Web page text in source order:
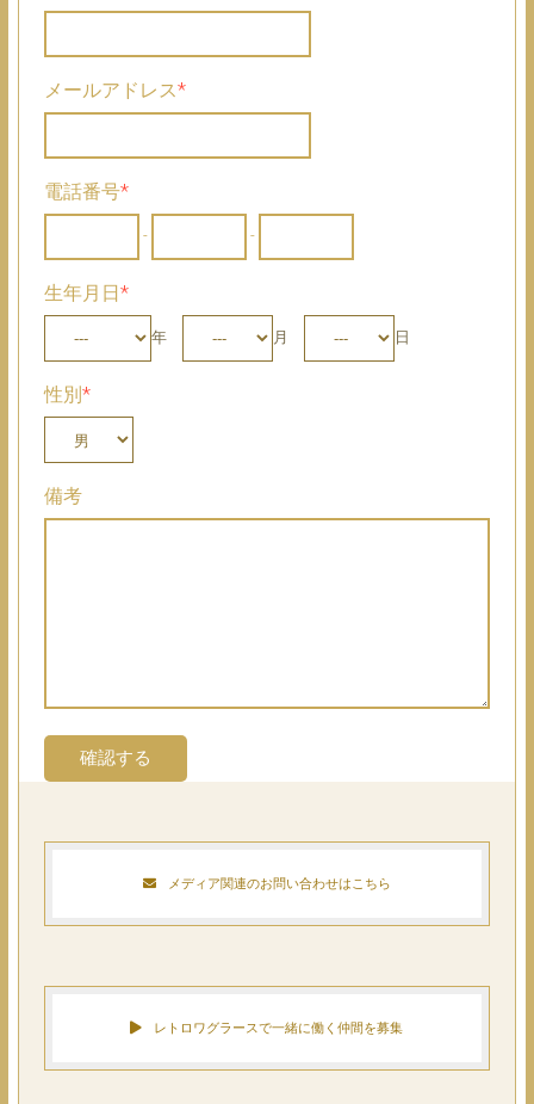
メールアドレス*
電話番号*
- -
生年月日*
年 月 日
性別*
備考
メディア関連のお問い合わせはこちら
レトロワグラースで一緒に働く仲間を募集